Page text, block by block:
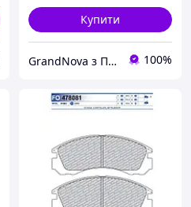
Купити
GrandNova з ПДВ 100%